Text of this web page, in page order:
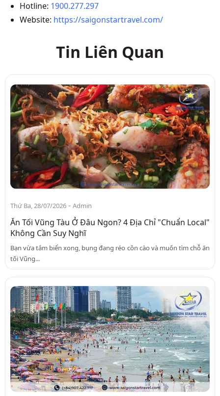
Hotline: 1900.277.297
Website: https://saigonstartravel.com/
Tin Liên Quan
Thứ Ba, 28/07/2026 - Admin
Ăn Tối Vũng Tàu Ở Đâu Ngon? 4 Địa Chỉ "Chuẩn Local"
Không Cần Suy Nghĩ
Bạn vừa tắm biển xong, bụng đang réo cồn cào và muốn tìm chỗ ăn
tối Vũng...